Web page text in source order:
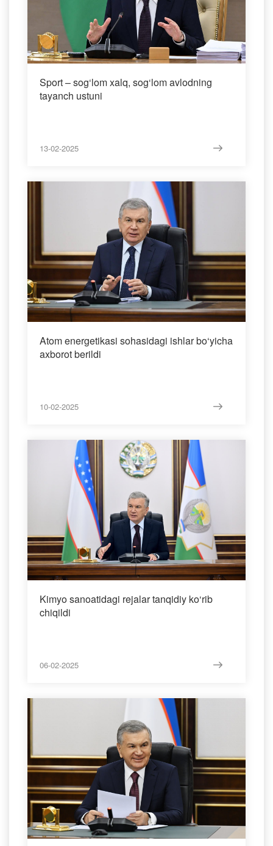
Sport – sog‘lom xalq, sog‘lom avlodning
tayanch ustuni
13-02-2025
Atom energetikasi sohasidagi ishlar bo‘yicha
axborot berildi
10-02-2025
Kimyo sanoatidagi rejalar tanqidiy ko‘rib
chiqildi
06-02-2025